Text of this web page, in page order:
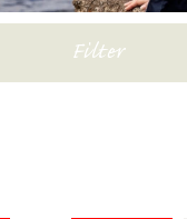
Filter